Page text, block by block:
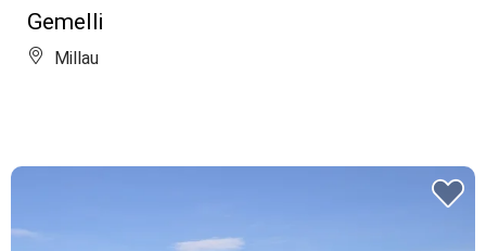
Gemelli
Millau